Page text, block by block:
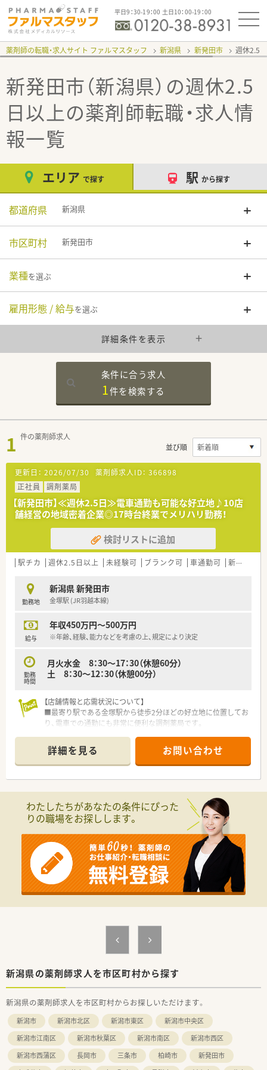
平日9：30-19：00 土日10：00-19：00
薬剤師の転職・求人サイト ファルマスタッフ 新潟県 新発田市 週休2.5
新発田市（新潟県）の週休2.5
日以上の薬剤師転職・求人情
報一覧
エリア で探す 駅 から探す
都道府県 新潟県
市区町村 新発田市
業種を選ぶ
雇用形態 / 給与を選ぶ
詳細条件を表示
条件に合う求人
1件を検索する
1 件の薬剤師求人
並び順
更新日： 2026/07/30 薬剤師求人ID： 366898
正社員
調剤薬局
【新発田市】≪週休2.5日≫電車通勤も可能な好立地♪10店
舗経営の地域密着企業◎17時台終業でメリハリ勤務！
検討リストに追加
駅チカ 週休2.5日以上 未経験可 ブランク可 車通勤可 新規オープン
勤務地
新潟県 新発田市
金塚駅 (JR羽越本線)
給与
年収450万円～500万円
※年齢、経験、能力などを考慮の上、規定により決定
勤務
時間
月火水金 8：30～17：30（休憩60分）
土 8：30～12：30（休憩00分）
【店舗情報と応需状況について】
■最寄り駅である金塚駅から徒歩2分ほどの好立地に位置してお
り、電車での通勤にも非常に便利な調剤薬局です。
需しており、地域に密着した医療を提供しています。
■外来の調剤業務のみにとどまらず居宅向けの在宅業務にも対
応しており、地域の方々の健康を幅広く支えています。
■現在は常勤の薬剤師2名が在籍しており、少人数ならではのア
ットホームで非常に馴染みやすい風通しの良い職場です。
■スタッフ同士の深い信頼関係に基づいた強いチームワークが
自慢であり、困ったことがあればいつでも気軽に相談できます。
■産休や育休の取得実績が豊富に用意されているため、女性の薬
剤師の方も将来のライフステージを見据えて安心して活躍でき
ます。
【こんな取り組みをしています】
■安心で安全な医療を患者様へ提供するため、各薬局において最
新の調剤機材の積極的な導入や業務の効率化を推進していま
■学術活動として入社年度に関わらず各自でテーマを決めて研
究に取り組んでおり、学会発表のサポート体制も大変万全です。
【こんな方が活躍中】
いに理解し合いながら良好な関係のなかで活躍しています。
■相互扶助の精神を大切にする温かい風土が根づいているため、
周囲のスタッフと円滑にコミュニケーションを図る方が活躍中
です。
■手厚いサポート体制や研修制度が用意されているため、未経験
から始めた方やブランクから復職した方も活躍しています。
詳細を見る お問い合わせ
わたしたちがあなたの条件にぴった
りの職場をお探しします。
新潟県の薬剤師求人を市区町村から探す
新潟県の薬剤師求人を市区町村からお探しいただけます。
新潟市 新潟市北区 新潟市東区
新潟市中央区
新潟市江南区
新潟市秋葉区 新潟市南区
新潟市西区
新潟市西蒲区
長岡市 三条市 柏崎市
新発田市